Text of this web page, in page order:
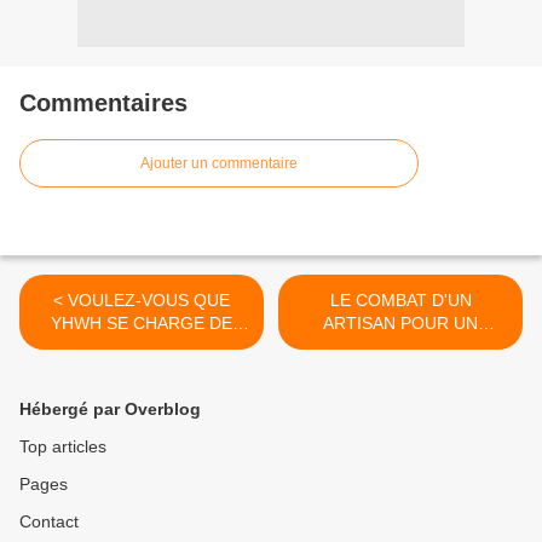
Commentaires
Ajouter un commentaire
< VOULEZ-VOUS QUE
YHWH SE CHARGE DE
VOTRE SITUATION ?
LE COMBAT D'UN
ARTISAN POUR UN
REVEIL EFFICACE (2) >
Hébergé par Overblog
Top articles
Pages
Contact